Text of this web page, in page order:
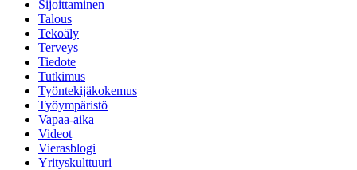
Sijoittaminen
Talous
Tekoäly
Terveys
Tiedote
Tutkimus
Työntekijäkokemus
Työympäristö
Vapaa-aika
Videot
Vierasblogi
Yrityskulttuuri